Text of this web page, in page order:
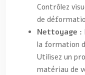
Contrôlez
de
Nettoyage :
la formation
Utilisez un
matériau de